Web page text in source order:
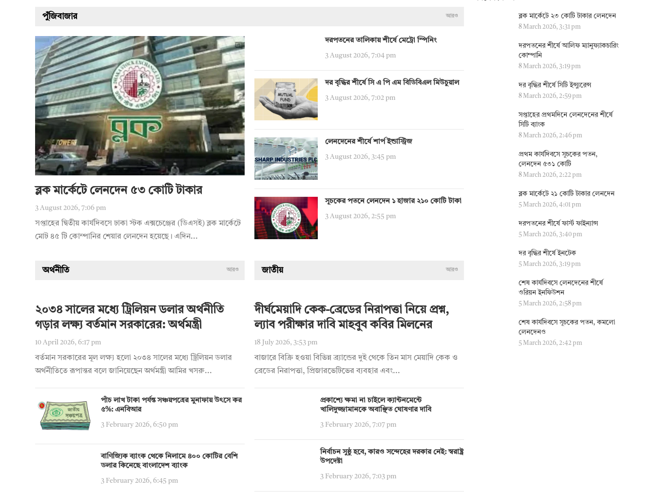
পুঁজিবাজার আরও
ব্লক মার্কেটে লেনদেন ৫৩ কোটি টাকার
3 August 2026, 7:06 pm
সপ্তাহের দ্বিতীয় কার্যদিবসে ঢাকা স্টক এক্সচেঞ্জের (ডিএসই) ব্লক মার্কেটে
মোট ৪৫ টি কোম্পানির শেয়ার লেনদেন হয়েছে। এদিন...
দরপতনের তালিকায় শীর্ষে মেট্রো স্পিনিং
3 August 2026, 7:04 pm
দর বৃদ্ধির শীর্ষে সি এ পি এম বিডিবিএল মিউচুয়াল
3 August 2026, 7:02 pm
লেনদেনের শীর্ষে শার্প ইন্ডাস্ট্রিজ
3 August 2026, 3:45 pm
সূচকের পতনে লেনদেন ১ হাজার ২১০ কোটি টাকা
3 August 2026, 2:55 pm
অর্থনীতি আরও
২০৩৪ সালের মধ্যে ট্রিলিয়ন ডলার অর্থনীতি
গড়ার লক্ষ্য বর্তমান সরকারের: অর্থমন্ত্রী
10 April 2026, 6:17 pm
বর্তমান সরকারের মূল লক্ষ্য হলো ২০৩৪ সালের মধ্যে ট্রিলিয়ন ডলার
অর্থনীতিতে রূপান্তর বলে জানিয়েছেন অর্থমন্ত্রী আমির খসরু...
পাঁচ লাখ টাকা পর্যন্ত সঞ্চয়পত্রের মুনাফায় উৎসে কর
৫%: এনবিআর
3 February 2026, 6:50 pm
বাণিজ্যিক ব্যাংক থেকে নিলামে ৪০০ কোটির বেশি
ডলার কিনেছে বাংলাদেশ ব্যাংক
3 February 2026, 6:45 pm
জাতীয় আরও
দীর্ঘমেয়াদি কেক-ব্রেডের নিরাপত্তা নিয়ে প্রশ্ন,
ল্যাব পরীক্ষার দাবি মাহবুব কবির মিলনের
18 July 2026, 3:53 pm
বাজারে বিক্রি হওয়া বিভিন্ন ব্র্যান্ডের দুই থেকে তিন মাস মেয়াদি কেক ও
ব্রেডের নিরাপত্তা, প্রিজারভেটিভের ব্যবহার এবং...
প্রকাশ্যে ক্ষমা না চাইলে ক্যান্টনমেন্টে
খালিদুজ্জামানকে অবাঞ্ছিত ঘোষণার দাবি
3 February 2026, 7:07 pm
নির্বাচন সুষ্ঠু হবে, কারও সন্দেহের দরকার নেই: স্বরাষ্ট্র
উপদেষ্টা
3 February 2026, 7:03 pm
ব্লক মার্কেটে ২৩ কোটি টাকার লেনদেন
8 March 2026, 3:31 pm
দরপতনের শীর্ষে আলিফ ম্যানুফ্যাকচারিং
কোম্পানি
8 March 2026, 3:19 pm
দর বৃদ্ধির শীর্ষে সিটি ইন্স্যুরেন্স
8 March 2026, 2:59 pm
সপ্তাহের প্রথমদিনে লেনদেনের শীর্ষে
সিটি ব্যাংক
8 March 2026, 2:46 pm
প্রথম কার্যদিবসে সূচকের পতন,
লেনদেন ৫৩১ কোটি
8 March 2026, 2:22 pm
ব্লক মার্কেটে ২১ কোটি টাকার লেনদেন
5 March 2026, 4:01 pm
দরপতনের শীর্ষে ফার্স্ট ফাইন্যান্স
5 March 2026, 3:40 pm
দর বৃদ্ধির শীর্ষে ইনটেক
5 March 2026, 3:19 pm
শেষ কার্যদিবসে লেনদেনের শীর্ষে
ওরিয়ন ইনফিউশন
5 March 2026, 2:58 pm
শেষ কার্যদিবসে সূচকের পতন, কমলো
লেনদেনও
5 March 2026, 2:42 pm